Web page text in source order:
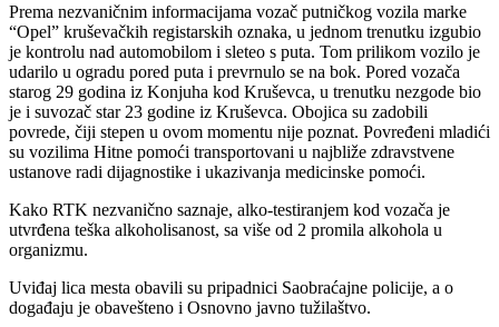
Prema nezvaničnim informacijama vozač putničkog vozila marke
“Opel” kruševačkih registarskih oznaka, u jednom trenutku izgubio
je kontrolu nad automobilom i sleteo s puta. Tom prilikom vozilo je
udarilo u ogradu pored puta i prevrnulo se na bok. Pored vozača
starog 29 godina iz Konjuha kod Kruševca, u trenutku nezgode bio
je i suvozač star 23 godine iz Kruševca. Obojica su zadobili
povrede, čiji stepen u ovom momentu nije poznat. Povređeni mladići
su vozilima Hitne pomoći transportovani u najbliže zdravstvene
ustanove radi dijagnostike i ukazivanja medicinske pomoći.
Kako RTK nezvanično saznaje, alko-testiranjem kod vozača je
utvrđena teška alkoholisanost, sa više od 2 promila alkohola u
organizmu.
Uviđaj lica mesta obavili su pripadnici Saobraćajne policije, a o
događaju je obavešteno i Osnovno javno tužilaštvo.